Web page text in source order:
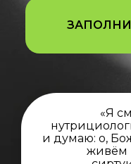
«Я
и думаю: о,
живём